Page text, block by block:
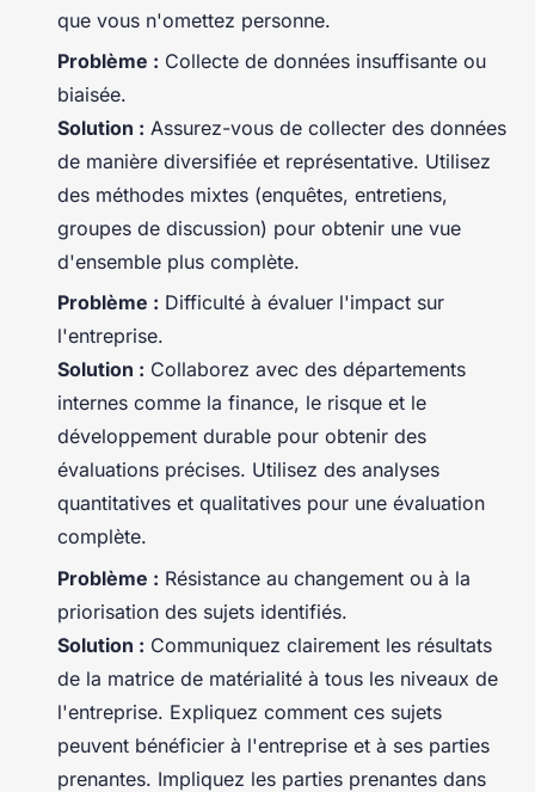
que vous n'omettez personne.
Problème : Collecte de données insuffisante ou
biaisée.
Solution : Assurez-vous de collecter des données
de manière diversifiée et représentative. Utilisez
des méthodes mixtes (enquêtes, entretiens,
groupes de discussion) pour obtenir une vue
d'ensemble plus complète.
Problème : Difficulté à évaluer l'impact sur
l'entreprise.
Solution : Collaborez avec des départements
internes comme la finance, le risque et le
développement durable pour obtenir des
évaluations précises. Utilisez des analyses
quantitatives et qualitatives pour une évaluation
complète.
Problème : Résistance au changement ou à la
priorisation des sujets identifiés.
Solution : Communiquez clairement les résultats
de la matrice de matérialité à tous les niveaux de
l'entreprise. Expliquez comment ces sujets
peuvent bénéficier à l'entreprise et à ses parties
prenantes. Impliquez les parties prenantes dans